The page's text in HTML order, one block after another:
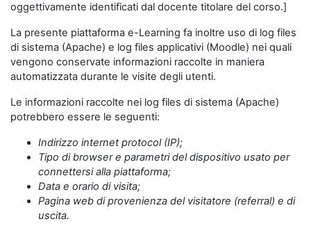
oggettivamente identificati dal docente titolare del corso.]
La presente piattaforma e-Learning fa inoltre uso di log files
di sistema (Apache) e log files applicativi (Moodle) nei quali
vengono conservate informazioni raccolte in maniera
automatizzata durante le visite degli utenti.
Le informazioni raccolte nei log files di sistema (Apache)
potrebbero essere le seguenti:
Indirizzo internet protocol (IP);
Tipo di browser e parametri del dispositivo usato per
connettersi alla piattaforma;
Data e orario di visita;
Pagina web di provenienza del visitatore (referral) e di
uscita.